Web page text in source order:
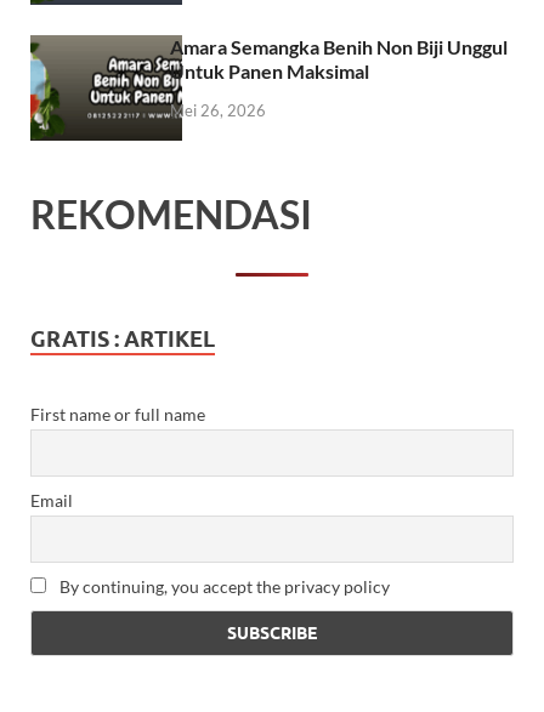
Amara Semangka Benih Non Biji Unggul
Untuk Panen Maksimal
Mei 26, 2026
REKOMENDASI
GRATIS : ARTIKEL
First name or full name
Email
By continuing, you accept the privacy policy